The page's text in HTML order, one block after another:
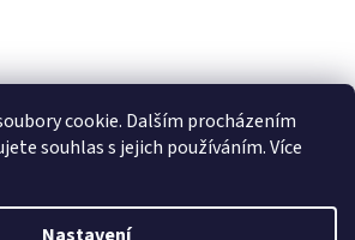
cookie. Dalším procházením
souhlas s jejich používáním. Více